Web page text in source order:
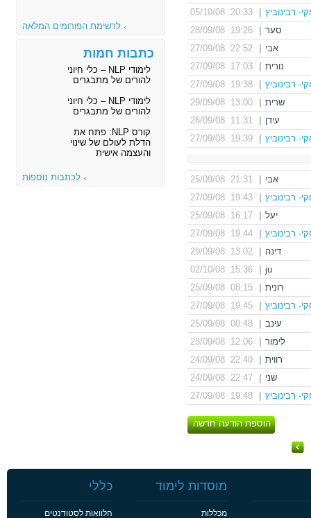
רבינוביץ
20:33 05/10/08
סער
19:26 28/09/08
אבי
22:52 27/09/08
נורית
17:03 27/09/08
רבינוביץ
19:38 27/09/08
שרית
13:00 29/09/08
עידן
11:31 26/09/08
רבינוביץ
19:39 27/09/08
אבי
21:31 25/09/08
רבינוביץ
19:43 27/09/08
יעל
16:17 25/09/08
רבינוביץ
19:44 27/09/08
דינה
13:02 29/09/08
ju
15:36 02/10/08
רונית
08:15 25/09/08
רבינוביץ
19:45 27/09/08
עינב
00:48 25/09/08
לימור
12:06 25/09/08
רווית
22:40 24/09/08
שני
22:47 24/09/08
רבינוביץ
19:48 27/09/08
הוספת הודעה חדשה
לרשימת הפורומים המלאה
כתבות חמות
לימודי NLP – כלי חיוני
להורים של מתבגרים
לימודי NLP – כלי חיוני
להורים של מתבגרים
קורס NLP: פתח את
הדלת לעולם של שינוי
והעצמה אישית
לכתבות נוספות
מוסדות לימוד
מכללות
כללי
הלוואות לסטודנטים